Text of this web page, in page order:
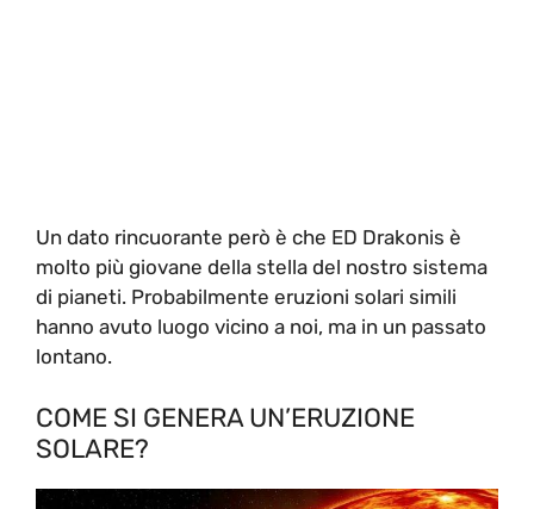
Un dato rincuorante però è che ED Drakonis è
molto più giovane della stella del nostro sistema
di pianeti. Probabilmente eruzioni solari simili
hanno avuto luogo vicino a noi, ma in un passato
lontano.
COME SI GENERA UN’ERUZIONE
SOLARE?